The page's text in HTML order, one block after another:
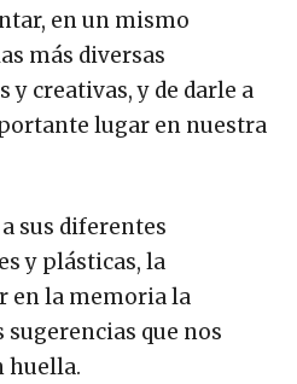
en un mismo
más diversas
y creativas, y de darle a
lugar en nuestra
sus diferentes
y plásticas, la
en la memoria la
sugerencias que nos
huella.